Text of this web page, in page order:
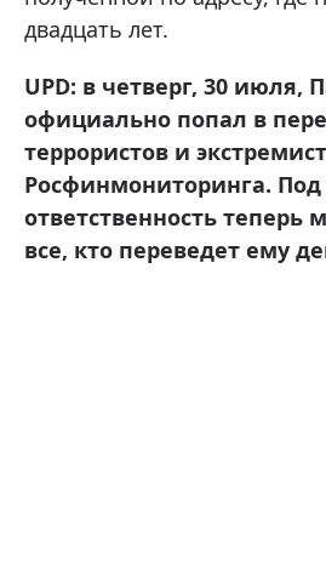
двадцать лет.
UPD: в четверг, 30 июля,
официально попал в
террористов и
Росфинмониторинга .
ответственность теперь
все, кто переведет ему